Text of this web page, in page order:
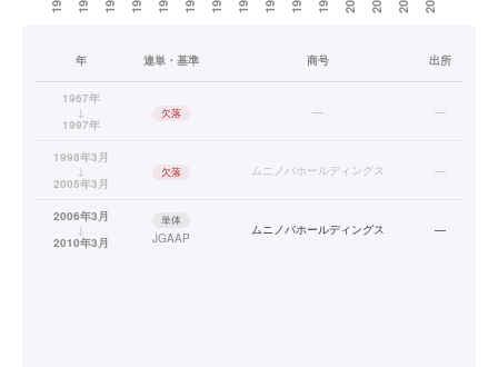
年 連単・基準 商号 出所
1967年
↓
1997年
欠落 — —
1998年3月
↓
2005年3月
欠落 ムニノバホールディングス —
2006年3月
↓
2010年3月
単体
JGAAP
ムニノバホールディングス —